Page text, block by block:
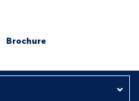
Brochure